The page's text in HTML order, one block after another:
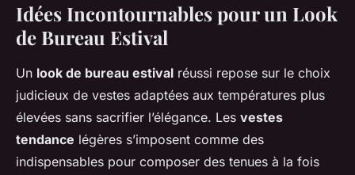
Idées Incontournables pour un Look
de Bureau Estival
Un look de bureau estival réussi repose sur le choix
judicieux de vestes adaptées aux températures plus
élevées sans sacrifier l’élégance. Les vestes
tendance légères s’imposent comme des
indispensables pour composer des tenues à la fois